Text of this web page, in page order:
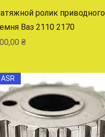
Быстрый просмотр
ролик приводного
Ваз 2110 2170
₴
ASR